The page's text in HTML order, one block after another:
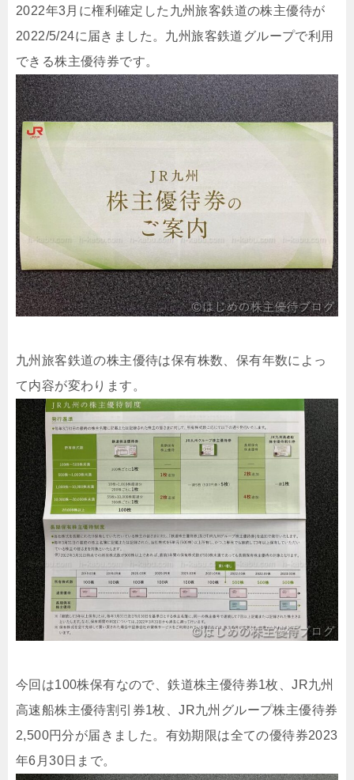
2022年3月に権利確定した九州旅客鉄道の株主優待が
2022/5/24に届きました。九州旅客鉄道グループで利用
できる株主優待券です。
九州旅客鉄道の株主優待は保有株数、保有年数によっ
て内容が変わります。
今回は100株保有なので、鉄道株主優待券1枚、JR九州
高速船株主優待割引券1枚、JR九州グループ株主優待券
2,500円分が届きました。有効期限は全ての優待券2023
年6月30日まで。